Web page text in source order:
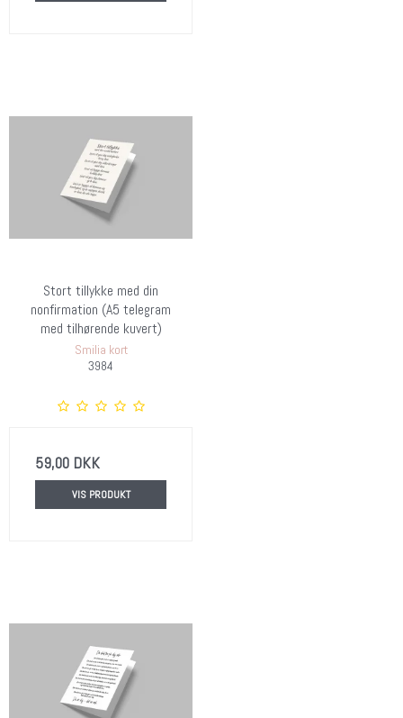
Stort tillykke med din
nonfirmation (A5 telegram
med tilhørende kuvert)
Smilia kort
3984
59,00 DKK
VIS PRODUKT